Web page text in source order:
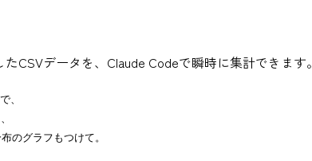
CSVデータを、Claude Codeで瞬時に集計できます。
、